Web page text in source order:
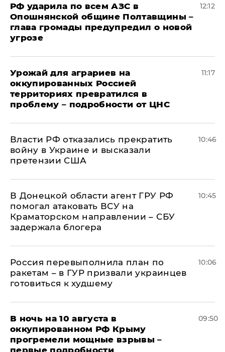
РФ ударила по всем АЗС в
Опошнянской общине Полтавщины –
глава громады предупредил о новой
угрозе
12:12
Урожай для аграриев на
оккупированных Россией
территориях превратился в
проблему – подробности от ЦНС
11:17
Власти РФ отказались прекратить
войну в Украине и высказали
претензии США
10:46
В Донецкой области агент ГРУ РФ
помогал атаковать ВСУ на
Краматорском направлении – СБУ
задержала блогера
10:45
Россия перевыполнила план по
ракетам – в ГУР призвали украинцев
готовиться к худшему
10:06
В ночь на 10 августа в
оккупированном РФ Крыму
прогремели мощные взрывы –
первые подробности
09:50